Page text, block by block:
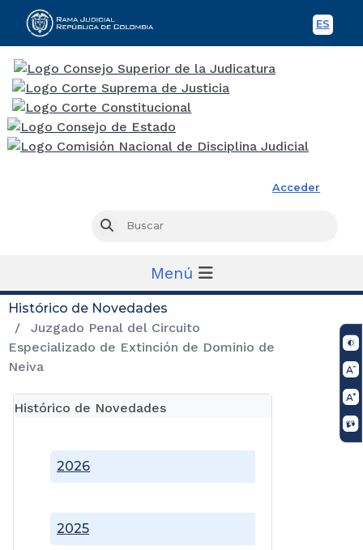
ES
Acceder
Buscar
Menú
Histórico de Novedades
Juzgado Penal del Circuito
Especializado de Extinción de Dominio de
Neiva
Histórico de Novedades
2025
2026